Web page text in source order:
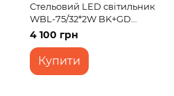
Стельовий LED світильник
WBL-75/32*2W BK+GD
WW+NW+CW
4 100 грн
Купити